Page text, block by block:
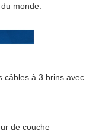
monde.
câbles à 3 brins avec
de couche